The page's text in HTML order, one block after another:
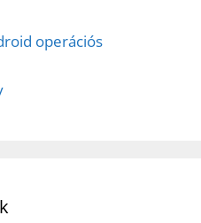
operációs